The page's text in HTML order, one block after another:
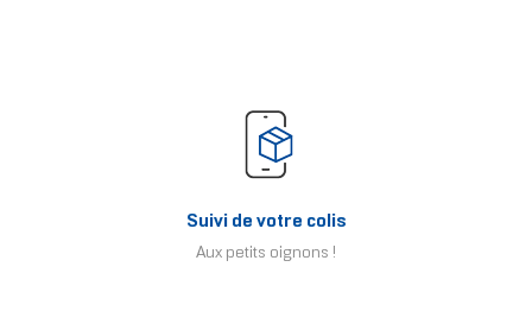
Suivi de votre colis
Aux petits oignons !